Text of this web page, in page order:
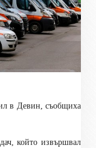
в Девин, съобщиха
който извършвал